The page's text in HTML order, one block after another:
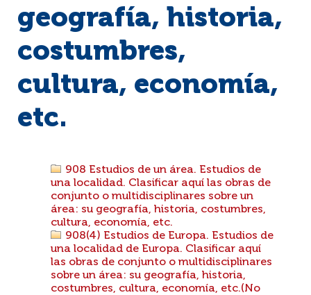
geografía, historia,
costumbres,
cultura, economía,
etc.
908 Estudios de un área. Estudios de
una localidad. Clasificar aquí las obras de
conjunto o multidisciplinares sobre un
área: su geografía, historia, costumbres,
cultura, economía, etc.
908(4) Estudios de Europa. Estudios de
una localidad de Europa. Clasificar aquí
las obras de conjunto o multidisciplinares
sobre un área: su geografía, historia,
costumbres, cultura, economía, etc.(No